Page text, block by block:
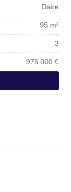
Daire
95 m²
3
975.000 €